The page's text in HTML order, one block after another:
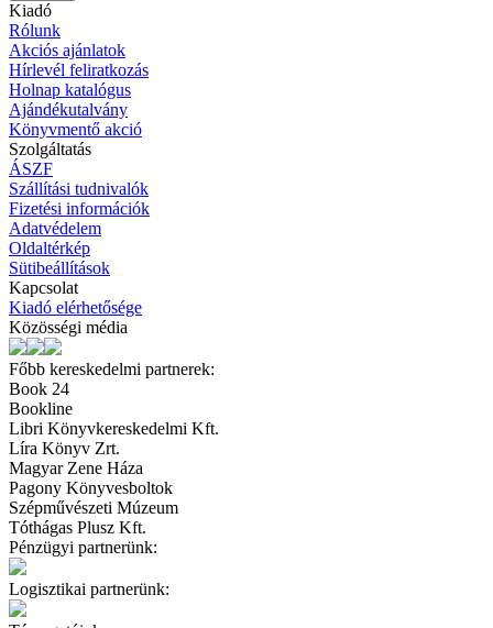
Kiadó
Rólunk
Akciós ajánlatok
Hírlevél feliratkozás
Holnap katalógus
Ajándékutalvány
Könyvmentő akció
Szolgáltatás
ÁSZF
Szállítási tudnivalók
Fizetési információk
Adatvédelem
Oldaltérkép
Sütibeállítások
Kapcsolat
Kiadó elérhetősége
Közösségi média
Főbb kereskedelmi partnerek:
Book 24
Bookline
Libri Könyvkereskedelmi Kft.
Líra Könyv Zrt.
Magyar Zene Háza
Pagony Könyvesboltok
Szépművészeti Múzeum
Tóthágas Plusz Kft.
Pénzügyi partnerünk:
Logisztikai partnerünk: